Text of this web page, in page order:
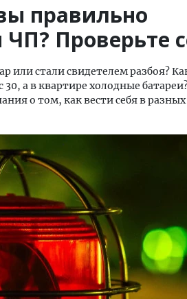
правильно
Проверьте
или стали свидетелем разбоя?
а в квартире холодные
о том, как вести себя в